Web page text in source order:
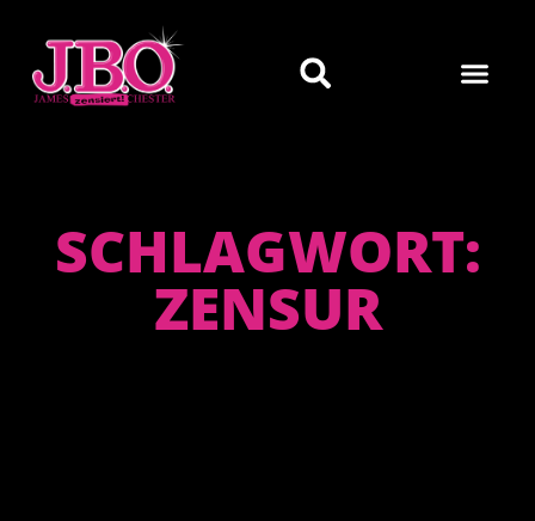
SCHLAGWORT:
ZENSUR